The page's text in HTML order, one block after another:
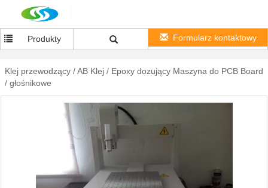
Produkty Formularz kontaktowy
Klej przewodzący / AB Klej / Epoxy dozujący Maszyna do PCB Board
/ głośnikowe